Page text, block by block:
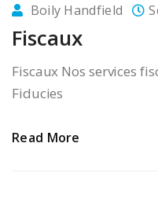
Boily Handfield
Fiscaux
Fiscaux Nos services
Fiducies
Read More